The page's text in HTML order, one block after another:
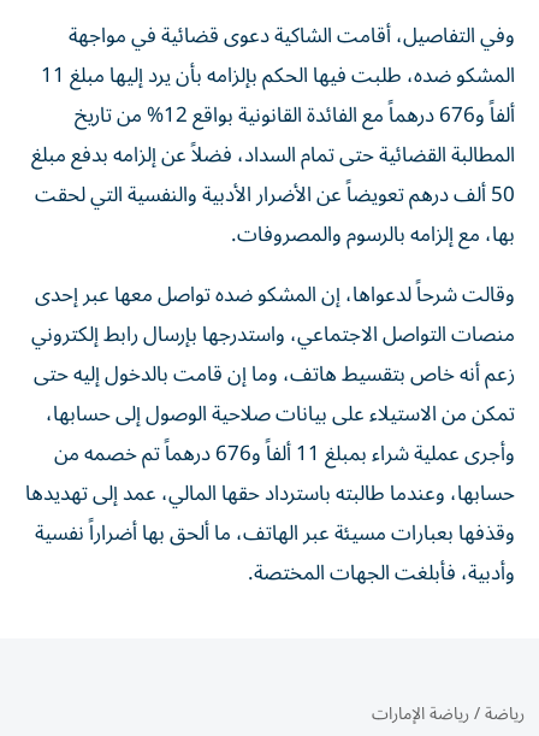
وفي التفاصيل، أقامت الشاكية دعوى قضائية في مواجهة
المشكو ضده، طلبت فيها الحكم بإلزامه بأن يرد إليها مبلغ 11
ألفاً و676 درهماً مع الفائدة القانونية بواقع 12% من تاريخ
المطالبة القضائية حتى تمام السداد، فضلاً عن إلزامه بدفع مبلغ
50 ألف درهم تعويضاً عن الأضرار الأدبية والنفسية التي لحقت
بها، مع إلزامه بالرسوم والمصروفات.
وقالت شرحاً لدعواها، إن المشكو ضده تواصل معها عبر إحدى
منصات التواصل الاجتماعي، واستدرجها بإرسال رابط إلكتروني
زعم أنه خاص بتقسيط هاتف، وما إن قامت بالدخول إليه حتى
تمكن من الاستيلاء على بيانات صلاحية الوصول إلى حسابها،
وأجرى عملية شراء بمبلغ 11 ألفاً و676 درهماً تم خصمه من
حسابها، وعندما طالبته باسترداد حقها المالي، عمد إلى تهديدها
وقذفها بعبارات مسيئة عبر الهاتف، ما ألحق بها أضراراً نفسية
وأدبية، فأبلغت الجهات المختصة.
رياضة/رياضة الإمارات